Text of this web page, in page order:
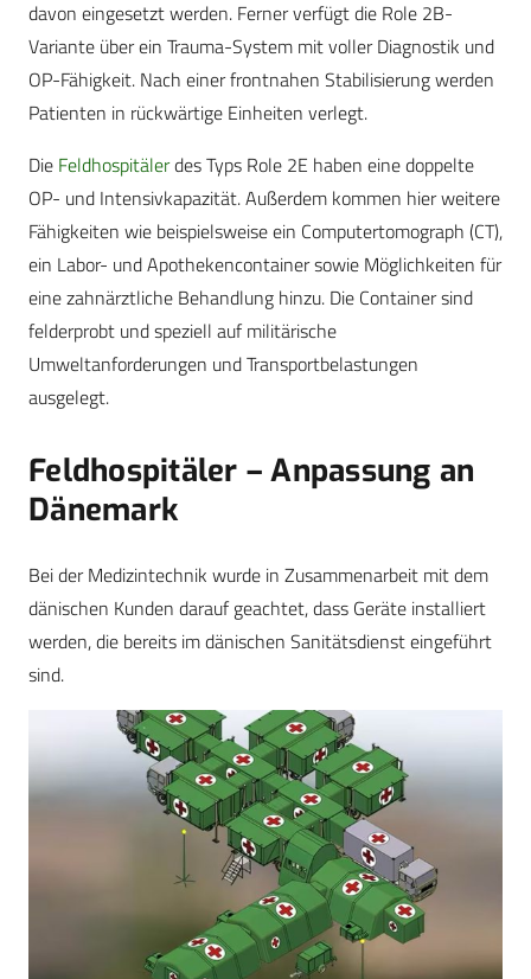
davon eingesetzt werden. Ferner verfügt die Role 2B-
Variante über ein Trauma-System mit voller Diagnostik und
OP-Fähigkeit. Nach einer frontnahen Stabilisierung werden
Patienten in rückwärtige Einheiten verlegt.
Die Feldhospitälerdes Typs Role 2E haben eine doppelte
OP- und Intensivkapazität. Außerdem kommen hier weitere
Fähigkeiten wie beispielsweise ein Computertomograph (CT),
ein Labor- und Apothekencontainer sowie Möglichkeiten für
eine zahnärztliche Behandlung hinzu. Die Container sind
felderprobt und speziell auf militärische
Umweltanforderungen und Transportbelastungen
ausgelegt.
Feldhospitäler – Anpassung an
Dänemark
Bei der Medizintechnik wurde in Zusammenarbeit mit dem
dänischen Kunden darauf geachtet, dass Geräte installiert
werden, die bereits im dänischen Sanitätsdienst eingeführt
sind.